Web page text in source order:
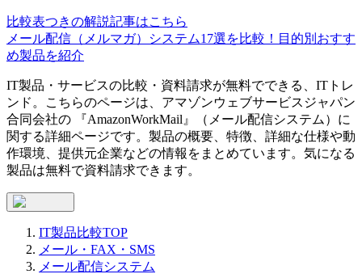
比較表つきの解説記事はこちら
メール配信（メルマガ）システム17選を比較！目的別おすす
め製品を紹介
IT製品・サービスの比較・資料請求が無料でできる、ITトレ
ンド。こちらのページは、 アマゾンウェブサービスジャパン
合同会社の 『AmazonWorkMail 』（ メール配信システム ）に
関する詳細ページです。製品の概要、特徴、詳細な仕様や動
作環境、提供元企業などの情報をまとめています。気になる
製品は無料で資料請求できます。
IT製品比較TOP
メール・FAX・SMS
メール配信システム